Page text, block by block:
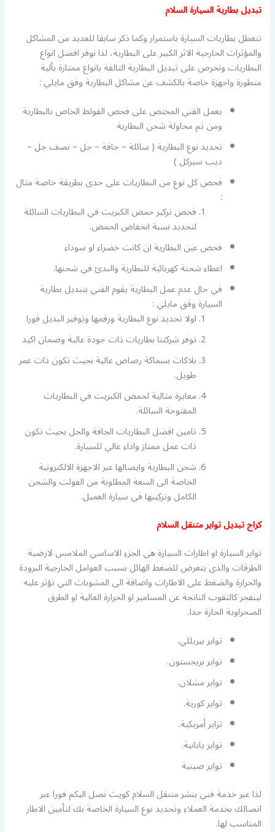
تبديل بطارية السيارة السلام
تتعطل بطاريات السيارة باستمرار وكما ذكر سابقا للعديد من المشاكل
والمؤثرات الخارجية الاثر الكبير على البطارية، لذا نوفر افضل انواع
البطاريات ونحرص على تبديل البطارية التالفة بانواع ممتازة بألية
متطورة واجهزة خاصة بالكشف عن مشاكل البطارية وفق مايلي :
يعمل الفني المختص على فحص الفولط الخاص بالبطارية
ومن ثم محاولة شحن البطارية
تحديد نوع البطارية ( سائلة – جافة – جل – نصف جل –
ديب سيركل )
فحص كل نوع من البطاريات على حدى بطريقة خاصة مثال
:
فحص تركيز حمض الكبريت في البطاريات السائلة
لتحديد نسبة انخفاض الحمض.
فحص عين البطارية ان كانت خضراء او سوداء
اعطاء شحنة كهربائية للبطارية والبدئ في شحنها.
في حال عدم عمل البطارية يقوم الفني بتبديل بطارية
السيارة وفق مايلي :
اولا تحديد نوع البطارية ورقمها وتوفير البديل فورا
توفر شركتنا بطاريات ذات جودة عالية وضمان اكيد
بلاكات بسماكة رصاص عالية بحيث تكون ذات عمر
طويل.
معايرة مثالية لحمض الكبريت في البطاريات
المفتوحة السائلة.
تامين افضل البطاريات الجافة والجل بحيث تكون
ذات عمل ممتاز واداء عالي للسيارة.
شحن البطارية وايصالها عبر الاجهزة الالكترونية
الخاصة الى السعة المطلوبة من الفولت والشحن
الكامل وتركيبها في سيارة العميل.
كراج تبديل تواير متنقل السلام
تواير السيارة او اطارات السيارة هي الجزء الاساسي الملامس لارضية
الطرقات والذي يتعرض للضغط الهائل بسبب العوامل الخارجية البرودة
والحرارة والضغط على الاطارات واضافة الى المشوبات التي تؤثر عليه
لينفجر كالثقوب الناتجة عن المسامير او الحرارة العالية او الطرق
الصحراوية الحارة جدا.
تواير بيريللي.
تواير بريجستون.
تواير مشلان.
تواير كورية.
تزاير أمريكية.
تواير يابانية.
تواير صينية
لذا عبر خدمة فني بنشر متنقل السلام كويت نصل اليكم فورا عبر
اتصالك بخدمة العملاء وتحديد نوع السيارة الخاصة بك لتأمين الاطار
المناسب لها.